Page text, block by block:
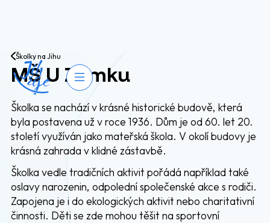
Přejít na obsah
Otevřít navigaci
Školky na Jihu
MŠ U Zámku
Školka se nachází v krásné historické budově, která
byla postavena už v roce 1936. Dům je od 60. let 20.
století využíván jako mateřská škola. V okolí budovy je
krásná zahrada v klidné zástavbě.
Školka vedle tradičních aktivit pořádá například také
oslavy narozenin, odpolední společenské akce s rodiči.
Zapojena je i do ekologických aktivit nebo charitativní
činnosti. Děti se zde mohou těšit na sportovní